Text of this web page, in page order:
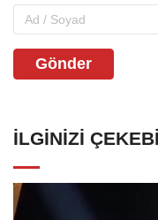
Gönder
İLGINIZI